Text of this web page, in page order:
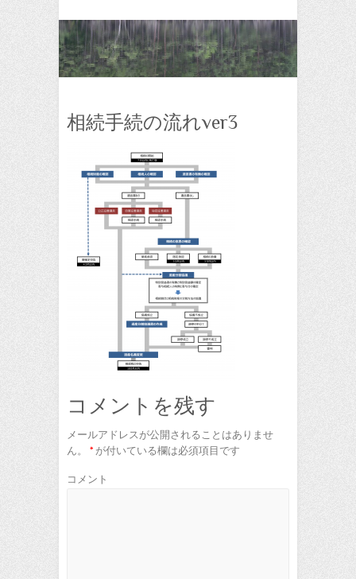
相続手続の流れver3
コメントを残す
メールアドレスが公開されることはありませ
ん。
* が付いている欄は必須項目です
コメント